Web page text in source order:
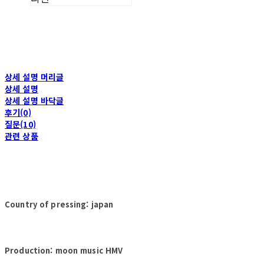
상세 설명 머리글
상세 설명
상세 설명 바닥글
후기(0)
질문(10)
관련 상품
Country of pressing: japan
Production: moon music HMV